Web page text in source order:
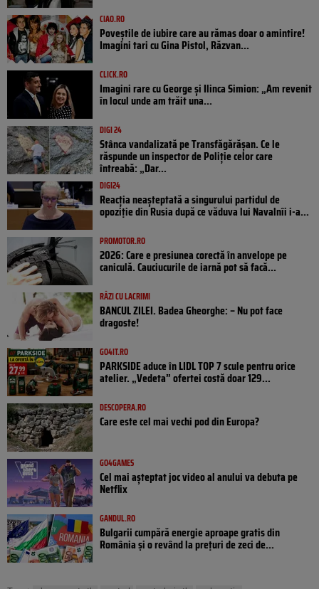
CIAO.RO
Poveştile de iubire care au rămas doar o amintire!
Imagini tari cu Gina Pistol, Răzvan...
CLICK.RO
Imagini rare cu George și Ilinca Simion: „Am revenit
în locul unde am trăit una...
DIGI 24
Stânca vandalizată pe Transfăgărășan. Ce le
răspunde un inspector de Poliție celor care
întreabă: „Dar...
DIGI24
Reacția neașteptată a singurului partidul de
opoziţie din Rusia după ce văduva lui Navalnîi i-a...
PROMOTOR.RO
2026: Care e presiunea corectă în anvelope pe
caniculă. Cauciucurile de iarnă pot să facă...
RÂZI CU LACRIMI
BANCUL ZILEI. Badea Gheorghe: – Nu pot face
dragoste!
GO4IT.RO
PARKSIDE aduce în LIDL TOP 7 scule pentru orice
atelier. „Vedeta” ofertei costă doar 129...
DESCOPERA.RO
Care este cel mai vechi pod din Europa?
GO4GAMES
Cel mai așteptat joc video al anului va debuta pe
Netflix
GANDUL.RO
Bulgarii cumpără energie aproape gratis din
România și o revând la prețuri de zeci de...